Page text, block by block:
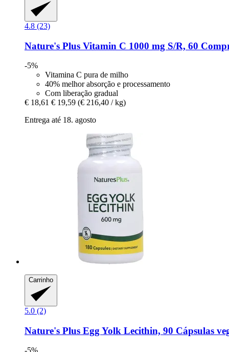
4.8 (23)
Nature's Plus Vitamin C 1000 mg S/R, 60
-5%
Vitamina C pura de milho
40% melhor absorção e processamento
Com liberação gradual
€ 18,61 € 19,59 (€ 216,40 / kg)
Entrega até 18. agosto
Carrinho
5.0 (2)
Nature's Plus Egg Yolk Lecithin, 90 Cápsulas